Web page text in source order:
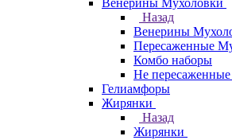
Венерины Мухоловки
Назад
Венерины
Пересаженные
Комбо наборы
Не
Гелиамфоры
Жирянки
Назад
Жирянки